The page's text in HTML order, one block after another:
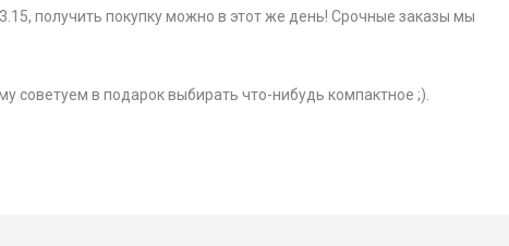
получить покупку можно в этот же день! Срочные заказы мы
советуем в подарок выбирать что-нибудь компактное ;).